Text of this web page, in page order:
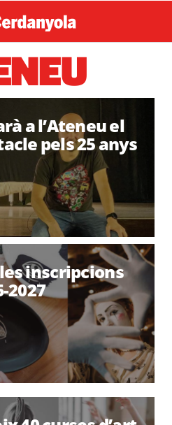
a l’Ateneu el
pels 25 anys
inscripcions
2027